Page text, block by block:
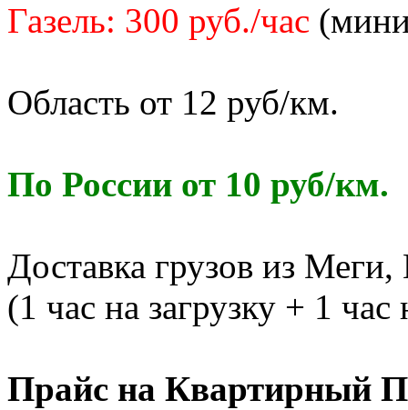
Газель: 300 руб./час
Область от 12 руб/км.
По России от 10 руб/км.
Доставка грузов из
(1 час на загрузку + 1
Прайс на Квартирный